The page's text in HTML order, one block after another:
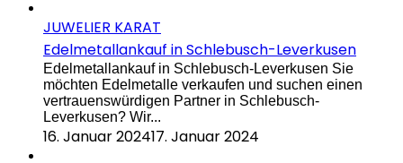
JUWELIER KARAT
Edelmetallankauf in Schlebusch-Leverkusen
Edelmetallankauf in Schlebusch-Leverkusen Sie
möchten Edelmetalle verkaufen und suchen einen
vertrauenswürdigen Partner in Schlebusch-
Leverkusen? Wir...
16. Januar 202417. Januar 2024